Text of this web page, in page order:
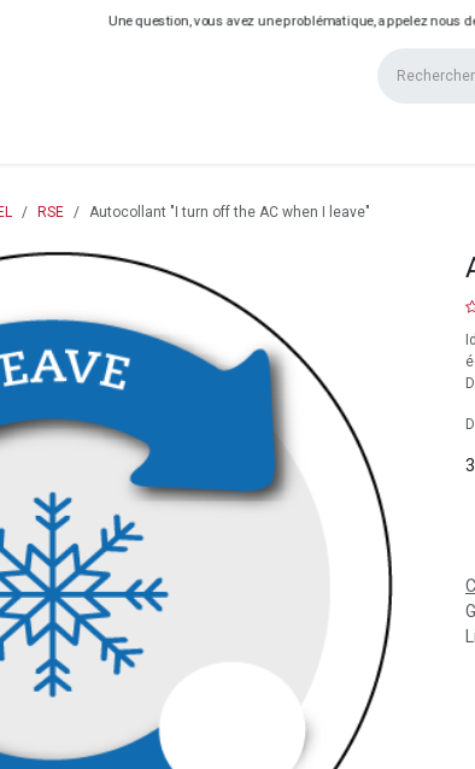
Une question, vous avez une problématique, appelez nous
RSE Autocollant "I turn off the AC when I leave"